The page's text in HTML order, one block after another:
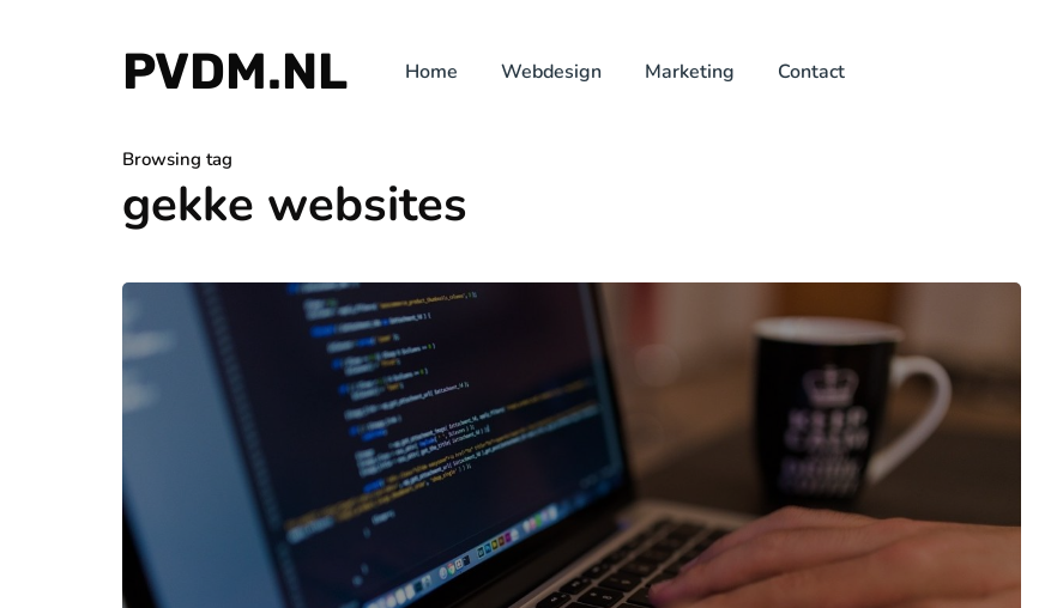
PVDM.NL Home Webdesign Marketing Contact
Browsing tag
gekke websites